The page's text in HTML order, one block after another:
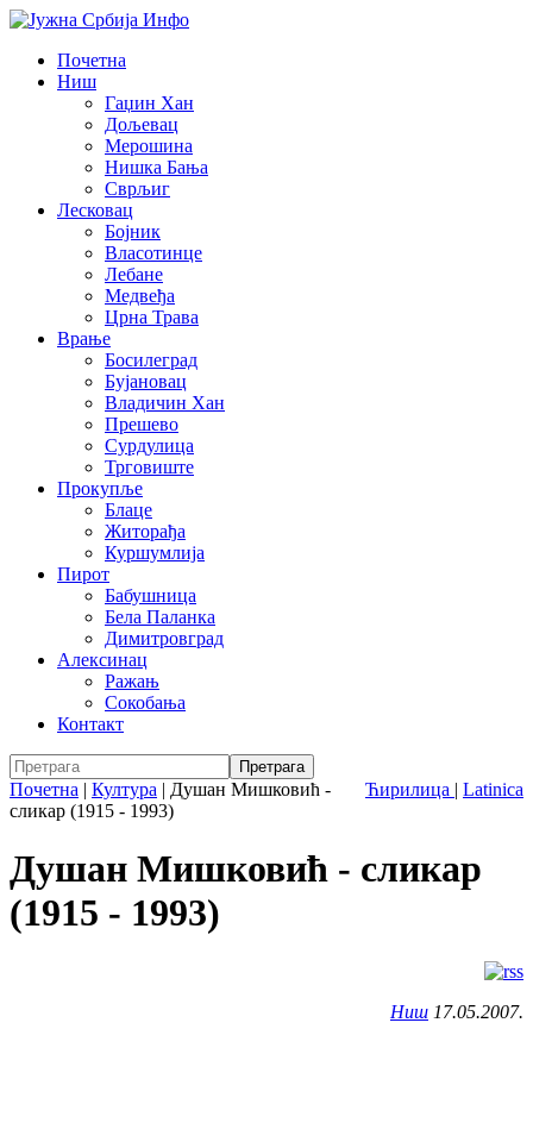
Почетна
Ниш
Гаџин Хан
Дољевац
Мерошина
Нишка Бања
Сврљиг
Лесковац
Бојник
Власотинце
Лебане
Медвеђа
Црна Трава
Врање
Босилеград
Бујановац
Владичин Хан
Прешево
Сурдулица
Трговиште
Прокупље
Блаце
Житорађа
Куршумлија
Пирот
Бабушница
Бела Паланка
Димитровград
Алексинац
Ражањ
Сокобања
Контакт
Ћирилица | Latinica
Почетна | Култура | Душан Мишковић -
сликар (1915 - 1993)
Душан Мишковић - сликар
(1915 - 1993)
Ниш 17.05.2007.